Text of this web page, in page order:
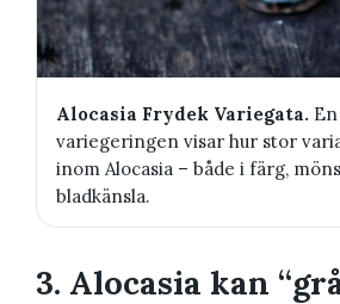
Alocasia Frydek Variegata.
variegeringen visar hur stor
inom Alocasia – både i färg,
bladkänsla.
3. Alocasia kan